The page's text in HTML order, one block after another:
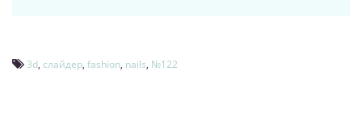
3d, слайдер, fashion, nails, №122